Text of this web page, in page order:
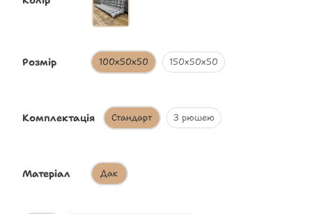
Розмір 100х50х50 150х50х50
Комплектація Стандарт З рюшею
Матеріал Дак